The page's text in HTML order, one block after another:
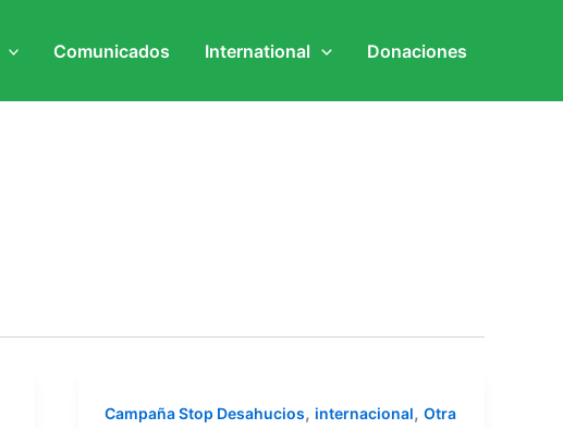
Comunicados International Donaciones
Campaña Stop Desahucios, internacional, Otra